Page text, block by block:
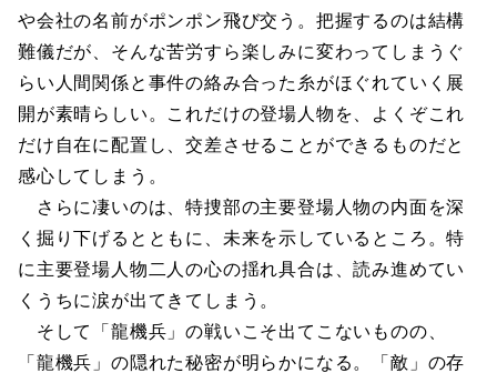
や会社の名前がポンポン飛び交う。把握するのは結構
難儀だが、そんな苦労すら楽しみに変わってしまうぐ
らい人間関係と事件の絡み合った糸がほぐれていく展
開が素晴らしい。これだけの登場人物を、よくぞこれ
だけ自在に配置し、交差させることができるものだと
感心してしまう。
さらに凄いのは、特捜部の主要登場人物の内面を深
く掘り下げるとともに、未来を示しているところ。特
に主要登場人物二人の心の揺れ具合は、読み進めてい
くうちに涙が出てきてしまう。
そして「龍機兵」の戦いこそ出てこないものの、
「龍機兵」の隠れた秘密が明らかになる。「敵」の存